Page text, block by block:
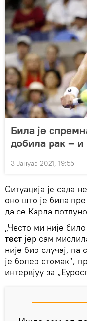
Била је
добила рак – и
3 Јануар 2021, 19:55
Ситуација је сада
оно што је била
да се Карла
„Често ми није
тест јер сам
није био случај,
је болео стомак“,
интервјуу за